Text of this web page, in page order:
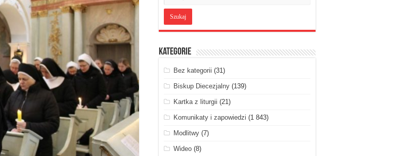
Kategorie
Bez kategorii (31)
Biskup Diecezjalny(139)
Kartka z liturgii (21)
Komunikaty i zapowiedzi (1 843)
Modlitwy(7)
Wideo(8)